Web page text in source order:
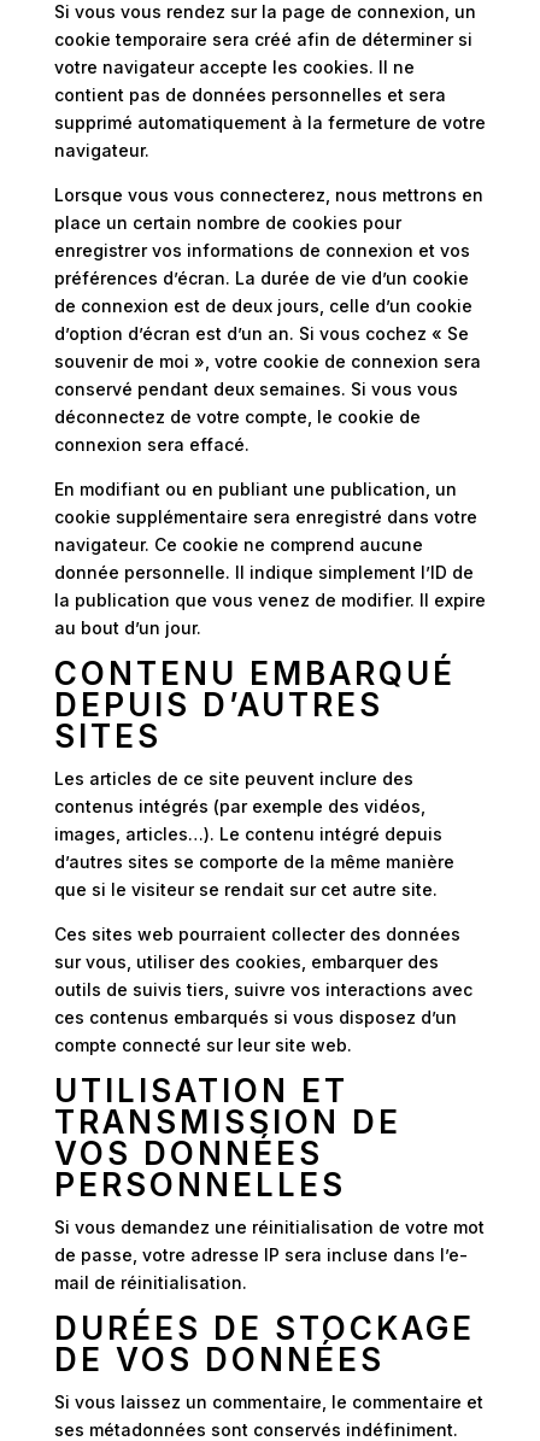
Si vous vous rendez sur la page de connexion, un
cookie temporaire sera créé afin de déterminer si
votre navigateur accepte les cookies. Il ne
contient pas de données personnelles et sera
supprimé automatiquement à la fermeture de votre
navigateur.
Lorsque vous vous connecterez, nous mettrons en
place un certain nombre de cookies pour
enregistrer vos informations de connexion et vos
préférences d’écran. La durée de vie d’un cookie
de connexion est de deux jours, celle d’un cookie
d’option d’écran est d’un an. Si vous cochez « Se
souvenir de moi », votre cookie de connexion sera
conservé pendant deux semaines. Si vous vous
déconnectez de votre compte, le cookie de
connexion sera effacé.
En modifiant ou en publiant une publication, un
cookie supplémentaire sera enregistré dans votre
navigateur. Ce cookie ne comprend aucune
donnée personnelle. Il indique simplement l’ID de
la publication que vous venez de modifier. Il expire
au bout d’un jour.
CONTENU EMBARQUÉ
DEPUIS D’AUTRES
SITES
Les articles de ce site peuvent inclure des
contenus intégrés (par exemple des vidéos,
images, articles…). Le contenu intégré depuis
d’autres sites se comporte de la même manière
que si le visiteur se rendait sur cet autre site.
Ces sites web pourraient collecter des données
sur vous, utiliser des cookies, embarquer des
outils de suivis tiers, suivre vos interactions avec
ces contenus embarqués si vous disposez d’un
compte connecté sur leur site web.
UTILISATION ET
TRANSMISSION DE
VOS DONNÉES
PERSONNELLES
Si vous demandez une réinitialisation de votre mot
de passe, votre adresse IP sera incluse dans l’e-
mail de réinitialisation.
DURÉES DE STOCKAGE
DE VOS DONNÉES
Si vous laissez un commentaire, le commentaire et
ses métadonnées sont conservés indéfiniment.